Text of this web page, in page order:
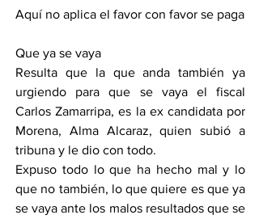
Aquí no aplica el favor con favor se paga
Que ya se vaya
Resulta que la que anda también ya
urgiendo para que se vaya el fiscal
Carlos Zamarripa, es la ex candidata por
Morena, Alma Alcaraz, quien subió a
tribuna y le dio con todo.
Expuso todo lo que ha hecho mal y lo
que no también, lo que quiere es que ya
se vaya ante los malos resultados que se